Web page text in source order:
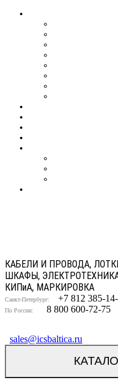
КАБЕЛИ И ПРОВОДА,
ШКАФЫ,
КИПиА, МАРКИРОВКА
Санкт-Петербург: +7 812 385-
По России: 8 800 600-72-75
sales@icsbaltica.ru